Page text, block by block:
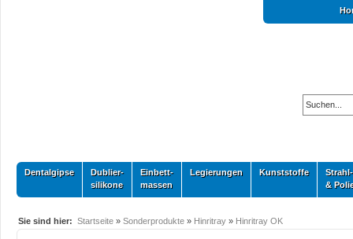
Dentalgipse
Dublier-
silikone
Einbett-
massen
Legierungen Kunststoffe
Strahl-
&
Sie sind hier: Startseite » Sonderprodukte » Hinritray » Hinritray OK